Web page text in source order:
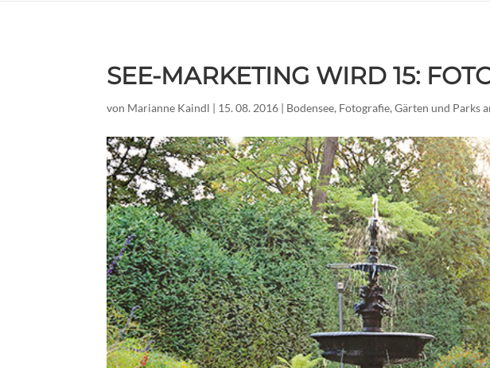
SEE-MARKETING WIRD 15:
von Marianne Kaindl | 15. 08. 2016 | Bodensee, Fotografie,Gärten und Parks